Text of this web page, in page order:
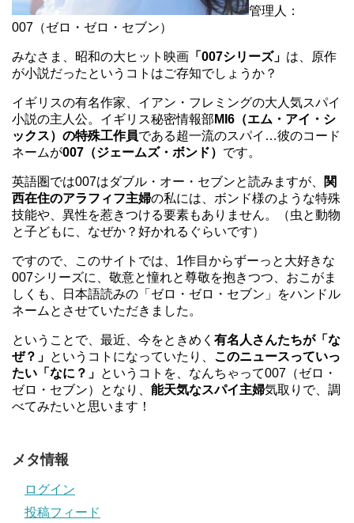
管理人：
007（ゼロ・ゼロ・セブン）
みなさま、昭和の大ヒット映画 「007シリーズ」 は、原作
が小説だったというコトはご存知でしょうか？
イギリスの有名作家、イアン・フレミングの大人気スパイ
小説の主人公。イギリス秘密情報部 MI6（エム・アイ・シ
ックス）の特殊工作員である超一流のスパイ…彼のコード
ネームが007（ジェームズ・ボンド） です。
英語圏では007はダブル・オー・セブンと読みますが、
関
西在住のアラフィフ主婦の私には、ボンド様のような特殊
技能や、異性を惹きつける要素もありません。（虫と動物
と子どもに、なぜか？好かれるぐらいです）
ですので、このサイトでは、1作目からずーっと大好きな
007シリーズに、敬意と憧れと尊敬を抱きつつ、おこがま
しくも、日本語読みの「ゼロ・ゼロ・セブン」をハンドル
ネームとさせていただきました。
ということで、最近、今をときめく 有名人さんたちが「な
ぜ？」 というコトになっていたり、 このニュースっていっ
たい「なに？」 というコトを、なんちゃって007（ゼロ・
ゼロ・セブン）となり、 能天気なスパイ主婦気取りで、調
べてみたいと思います！
メタ情報
ログイン
投稿フィード